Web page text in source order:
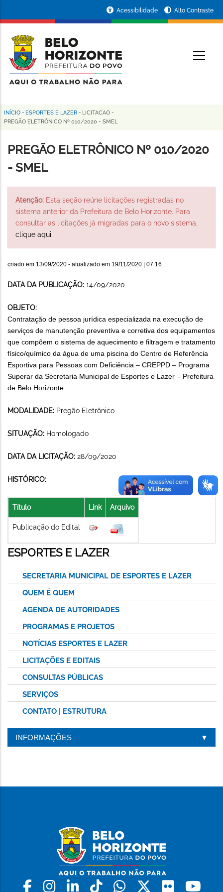
conteúdo
principal
da
Prefeitura
de
Horizonte
Acessibilidade Alto Contraste
Trilha
navegação
INÍCIO - ESPORTES E LAZER - LICITACAO -
PREGÃO ELETRÔNICO Nº 010/2020 - SMEL
PREGÃO ELETRÔNICO Nº 010/2020
- SMEL
Atenção: Esta seção reúne licitações registradas no
sistema anterior da Prefeitura de Belo Horizonte. Para
consultar as licitações já migradas para o novo sistema,
clique aqui.
criado em 13/09/2020 - atualizado em 19/11/2020 | 07:16
DATA DA PUBLICAÇÃO: 14/09/2020
OBJETO:
Contratação de pessoa jurídica especializada na execução de
serviços de manutenção preventiva e corretiva dos equipamentos
que compõem o sistema de aquecimento e filtragem e tratamento
físico/químico da água de uma piscina do Centro de Referência
Esportiva para Pessoas com Deficiência – CREPPD – Programa
Superar da Secretaria Municipal de Esportes e Lazer – Prefeitura
de Belo Horizonte.
MODALIDADE: Pregão Eletrônico
SITUAÇÃO: Homologado
DATA DA LICITAÇÃO: 28/09/2020
HISTÓRICO:
Título Link Arquivo
Publicação do Edital
ESPORTES E LAZER
SECRETARIA MUNICIPAL DE ESPORTES E LAZER
QUEM É QUEM
AGENDA DE AUTORIDADES
PROGRAMAS E PROJETOS
NOTÍCIAS ESPORTES E LAZER
LICITAÇÕES E EDITAIS
CONSULTAS PÚBLICAS
SERVIÇOS
CONTATO | ESTRUTURA
INFORMAÇÕES
Facebook
Instagram
LinkedinTiktokWhatsapp
X Flickr